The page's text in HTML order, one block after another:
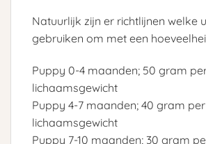
Natuurlijk zijn er richtlijnen welke
gebruiken om met een
Puppy 0-4 maanden; 50 gram
lichaamsgewicht
Puppy 4-7 maanden; 40 gram
lichaamsgewicht
Puppy 7-10 maanden; 30 gram